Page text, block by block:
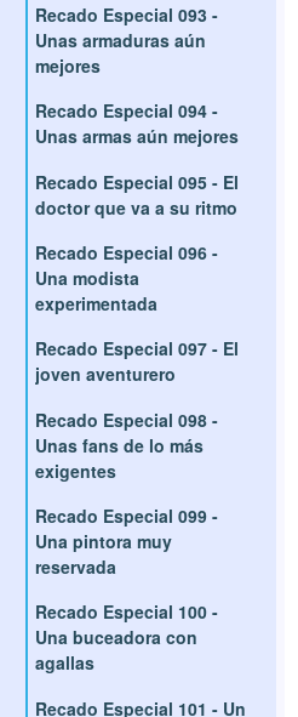
Recado Especial 093 -
Unas armaduras aún
mejores
Recado Especial 094 -
Unas armas aún mejores
Recado Especial 095 - El
doctor que va a su ritmo
Recado Especial 096 -
Una modista
experimentada
Recado Especial 097 - El
joven aventurero
Recado Especial 098 -
Unas fans de lo más
exigentes
Recado Especial 099 -
Una pintora muy
reservada
Recado Especial 100 -
Una buceadora con
agallas
Recado Especial 101 - Un